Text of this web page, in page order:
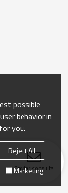
Enviar consulta
possible
behavior in
you.
Reject All
Marketing